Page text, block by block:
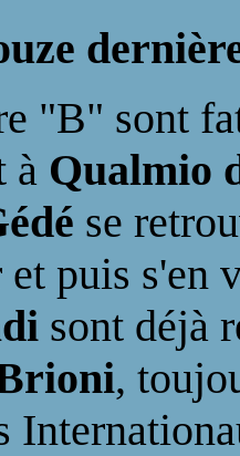
"B" sont
à Qualmio
se
et puis s'en
sont déjà
,